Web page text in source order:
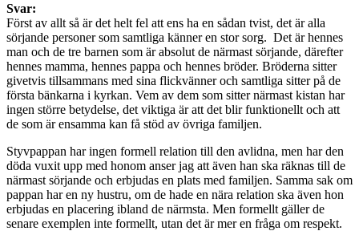
Svar:
Först av allt så är det helt fel att ens ha en sådan tvist, det är alla
sörjande personer som samtliga känner en stor sorg. Det är hennes
man och de tre barnen som är absolut de närmast sörjande, därefter
hennes mamma, hennes pappa och hennes bröder. Bröderna sitter
givetvis tillsammans med sina flickvänner och samtliga sitter på de
första bänkarna i kyrkan. Vem av dem som sitter närmast kistan har
ingen större betydelse, det viktiga är att det blir funktionellt och att
de som är ensamma kan få stöd av övriga familjen.
Styvpappan har ingen formell relation till den avlidna, men har den
döda vuxit upp med honom anser jag att även han ska räknas till de
närmast sörjande och erbjudas en plats med familjen. Samma sak om
pappan har en ny hustru, om de hade en nära relation ska även hon
erbjudas en placering ibland de närmsta. Men formellt gäller de
senare exemplen inte formellt, utan det är mer en fråga om respekt.